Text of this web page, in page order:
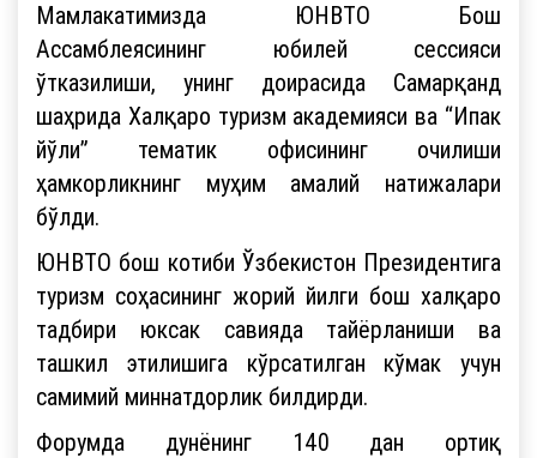
Мамлакатимизда ЮНВТО Бош
Ассамблеясининг юбилей сессияси
ўтказилиши, унинг доирасида Самарқанд
шаҳрида Халқаро туризм академияси ва “Ипак
йўли” тематик офисининг очилиши
ҳамкорликнинг муҳим амалий натижалари
бўлди.
ЮНВТО бош котиби Ўзбекистон Президентига
туризм соҳасининг жорий йилги бош халқаро
тадбири юксак савияда тайёрланиши ва
ташкил этилишига кўрсатилган кўмак учун
самимий миннатдорлик билдирди.
Форумда дунёнинг 140 дан ортиқ